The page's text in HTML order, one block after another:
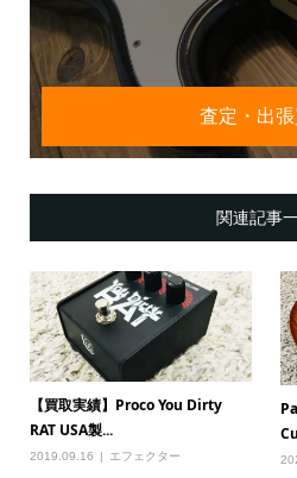
査定・出張
関連記事
【買取実績】Proco You Dirty
RAT USA製...
2019.09.16 エフェクター